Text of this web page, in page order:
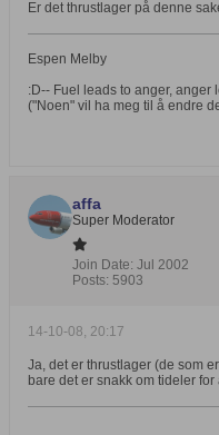
Er det thrustlager på denne
Espen Melby
:D-- Fuel leads to anger, anger
("Noen" vil ha meg til å endre
affa
Super Moderator
Join Date: Jul 2002
Posts: 5903
14-10-08, 20:17
Ja, det er thrustlager (de som
bare det er snakk om tideler for